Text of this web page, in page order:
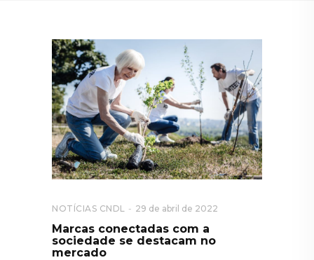
NOTÍCIAS CNDL 29 de abril de 2022
Marcas conectadas com a
sociedade se destacam no
mercado